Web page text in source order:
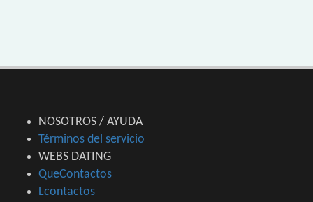
NOSOTROS / AYUDA
Términos del servicio
WEBS DATING
QueContactos
Lcontactos